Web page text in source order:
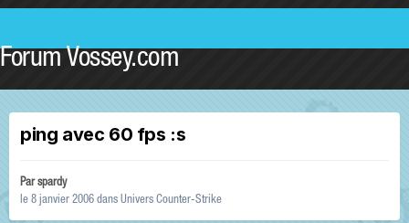
Forum Vossey.com
ping avec 60 fps :s
Parspardy
le 8 janvier 2006 dans Univers Counter-Strike